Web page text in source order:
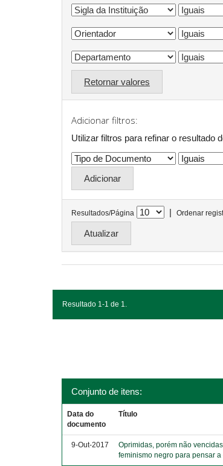
Retornar valores
Adicionar filtros:
Utilizar filtros para refinar o resultado
Resultados/Página | Ordenar
Resultado 1-1 de 1.
Conjunto de itens:
Data do
documento
Título
9-Out-2017
Oprimidas, porém não
feminismo negro para pensar